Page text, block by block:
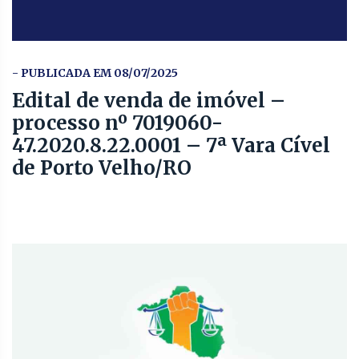
- PUBLICADA EM 08/07/2025
Edital de venda de imóvel –
processo nº 7019060-
47.2020.8.22.0001 – 7ª Vara Cível
de Porto Velho/RO